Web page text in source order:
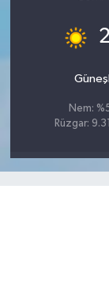
Nem:
Rüzgar: